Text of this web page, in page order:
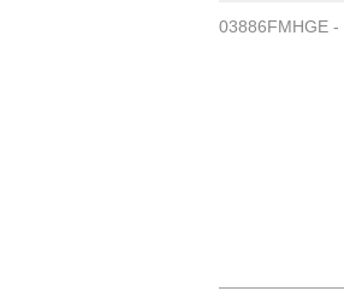
03886FMHGE -